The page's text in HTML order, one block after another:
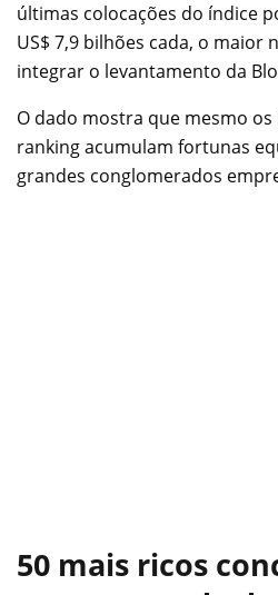
últimas colocações do índice
US$ 7,9 bilhões cada, o maior
integrar o levantamento da
O dado mostra que mesmo
ranking acumulam fortunas
grandes conglomerados
50 mais ricos